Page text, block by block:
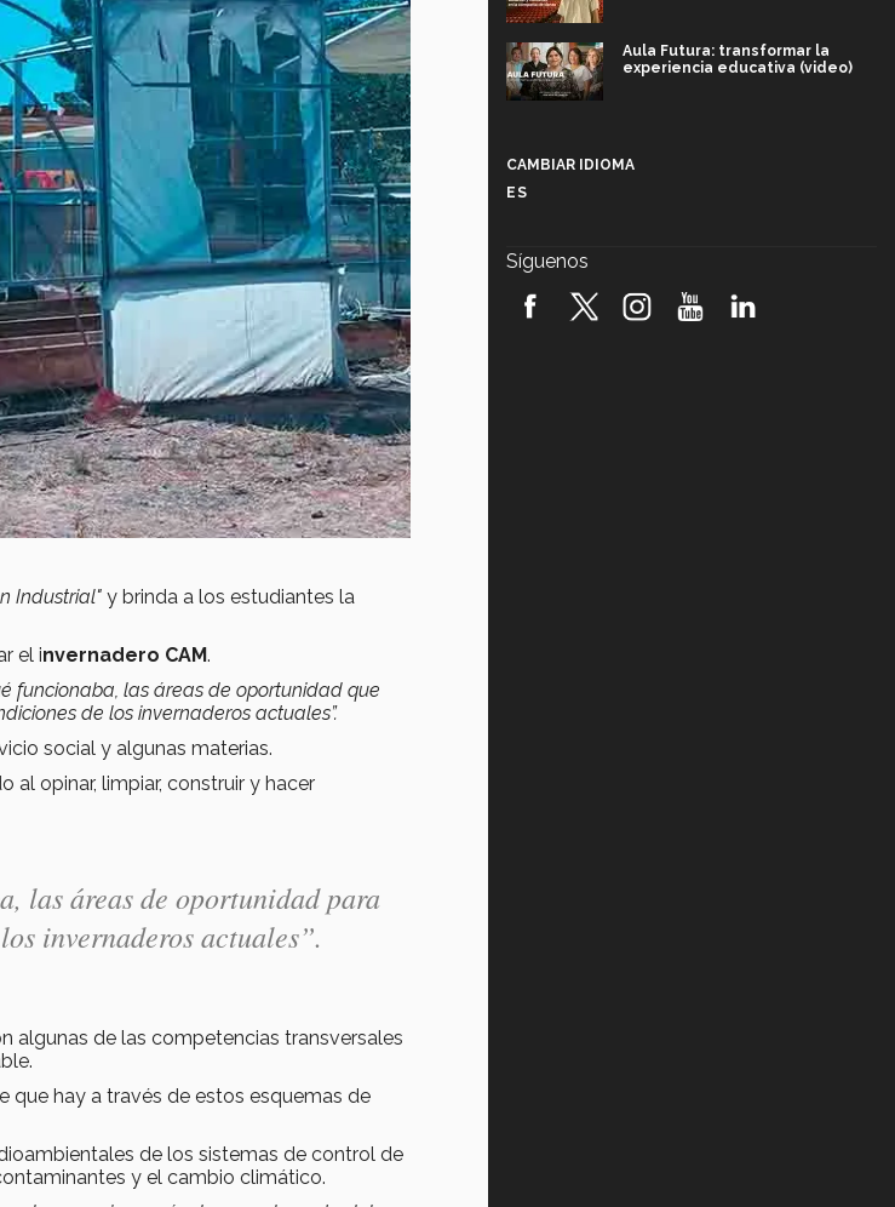
Industrial" y brinda a los estudiantes la
el invernadero CAM.
funcionaba, las áreas de oportunidad que
de los invernaderos actuales”.
social y algunas materias.
al opinar, limpiar, construir y hacer
las áreas de oportunidad para
invernaderos actuales”.
algunas de las competencias transversales
que hay a través de estos esquemas de
de los sistemas de control de
y el cambio climático.
Aula Futura: transformar la
experiencia educativa (video)
robótica FIRST 2026! (video)
CAMBIAR IDIOMA
ES
Síguenos